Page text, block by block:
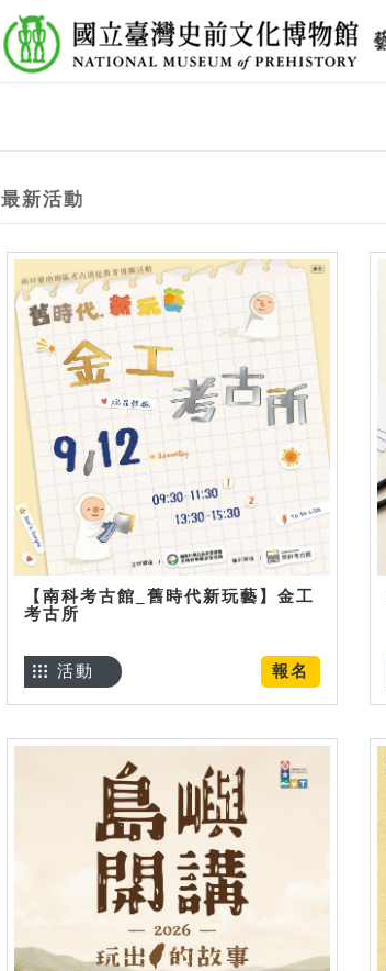
最新活動
【南科考古館_舊時代新玩藝】金工
考古所
報名
活動